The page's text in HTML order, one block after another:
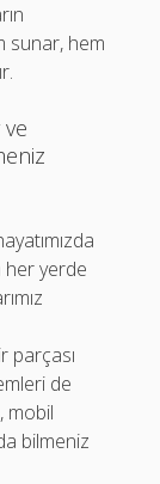
sunar, hem
her yerde
parçası
de
mobil
bilmeniz